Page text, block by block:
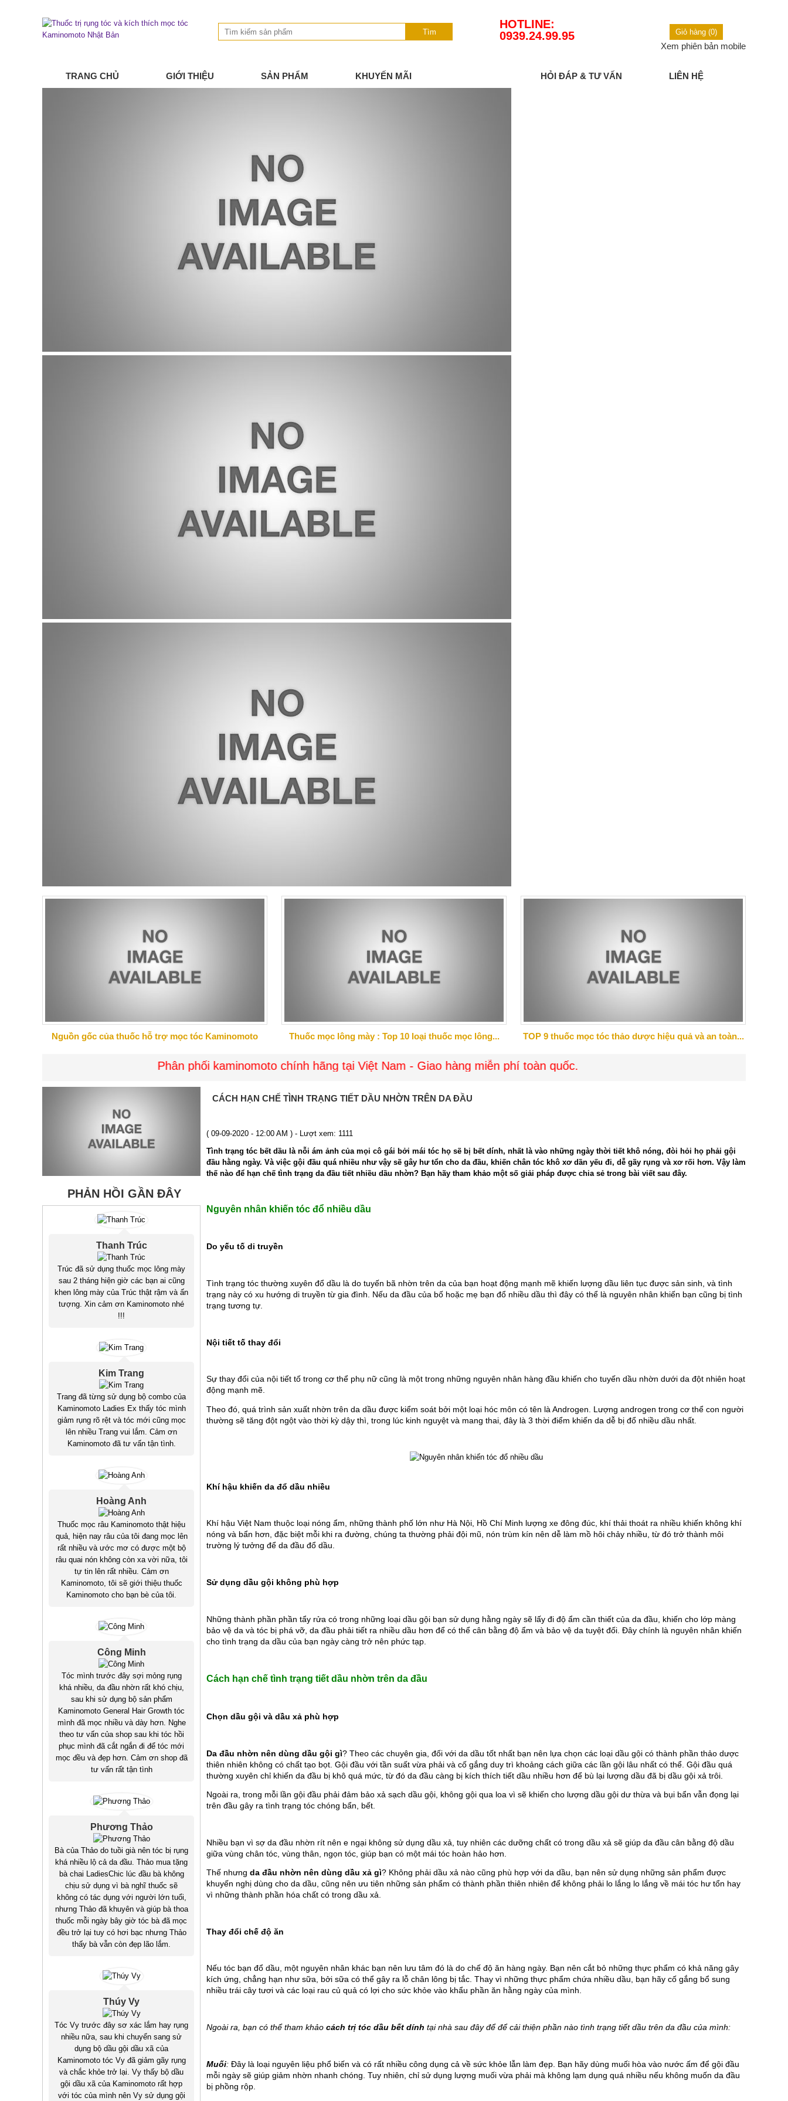
Tìm
HOTLINE:
0939.24.99.95
Giỏ hàng (0)
Xem phiên bản mobile
TRANG CHỦ GIỚI THIỆU SẢN PHẨM KHUYẾN MÃI HỎI ĐÁP & TƯ VẤN LIÊN HỆ
Nguồn gốc của thuốc hỗ trợ mọc tóc Kaminomoto Thuốc mọc lông mày : Top 10 loại thuốc mọc lông... TOP 9 thuốc mọc tóc thảo dược hiệu quả và an toàn...
Phân phối kaminomoto chính hãng tại Việt Nam - Giao hàng miễn phí toàn quốc.
PHẢN HỒI GẦN ĐÂY
Thanh Trúc
Trúc đã sử dụng thuốc mọc lông mày
sau 2 tháng hiện giờ các bạn ai cũng
khen lông mày của Trúc thật rậm và ấn
tượng. Xin cảm ơn Kaminomoto nhé
!!!
Kim Trang
Trang đã từng sử dụng bộ combo của
Kaminomoto Ladies Ex thấy tóc mình
giảm rụng rõ rệt và tóc mới cũng mọc
lên nhiều Trang vui lắm. Cảm ơn
Kaminomoto đã tư vấn tận tình.
Hoàng Anh
Thuốc mọc râu Kaminomoto thật hiệu
quả, hiện nay râu của tôi đang mọc lên
rất nhiều và ước mơ có được một bộ
râu quai nón không còn xa vời nữa, tôi
tự tin lên rất nhiều. Cảm ơn
Kaminomoto, tôi sẽ giới thiệu thuốc
Kaminomoto cho bạn bè của tôi.
Công Minh
Tóc mình trước đây sợi mỏng rụng
khá nhiều, da đầu nhờn rất khó chịu,
sau khi sử dụng bộ sản phẩm
Kaminomoto General Hair Growth tóc
mình đã mọc nhiều và dày hơn. Nghe
theo tư vấn của shop sau khi tóc hồi
phục mình đã cắt ngắn đi để tóc mới
mọc đều và đẹp hơn. Cảm ơn shop đã
tư vấn rất tận tình
Phương Thảo
Bà của Thảo do tuồi già nên tóc bị rụng
khá nhiều lộ cả da đầu. Thảo mua tặng
bà chai LadiesChic lúc đầu bà không
chịu sử dụng vì bà nghĩ thuốc sẽ
không có tác dụng với người lớn tuổi,
nhưng Thảo đã khuyên và giúp bà thoa
thuốc mỗi ngày bây giờ tóc bà đã mọc
đều trở lại tuy có hơi bạc nhưng Thảo
thấy bà vẫn còn đẹp lão lắm.
Thúy Vy
Tóc Vy trước đây sơ xác lắm hay rụng
nhiều nữa, sau khi chuyển sang sử
dụng bộ dầu gội dầu xã của
Kaminomoto tóc Vy đã giảm gãy rụng
và chắc khỏe trở lại. Vy thấy bộ dầu
gội dầu xã của Kaminomoto rất hợp
với tóc của mình nên Vy sử dụng gội
CÁCH HẠN CHẾ TÌNH TRẠNG TIẾT DẦU NHỜN TRÊN DA ĐẦU
( 09-09-2020 - 12:00 AM ) - Lượt xem: 1111
Tình trạng tóc bết dầu là nỗi ám ảnh của mọi cô gái bởi mái tóc họ sẽ bị bết dính, nhất là vào những ngày thời tiết khô nóng, đòi hỏi họ phải gội
đầu hằng ngày. Và việc gội đầu quá nhiều như vậy sẽ gây hư tổn cho da đầu, khiến chân tóc khô xơ dần yếu đi, dễ gãy rụng và xơ rối hơn. Vậy làm
thế nào để hạn chế tình trạng da đầu tiết nhiều dầu nhờn? Bạn hãy tham khảo một số giải pháp được chia sẻ trong bài viết sau đây.
Nguyên nhân khiến tóc đổ nhiều dầu
Do yếu tố di truyền
Tình trạng tóc thường xuyên đổ dầu là do tuyến bã nhờn trên da của bạn hoạt động mạnh mẽ khiến lượng dầu liên tục được sản sinh, và tình
trạng này có xu hướng di truyền từ gia đình. Nếu da đầu của bố hoặc mẹ bạn đổ nhiều dầu thì đây có thể là nguyên nhân khiến bạn cũng bị tình
trạng tương tự.
Nội tiết tố thay đổi
Sự thay đổi của nội tiết tố trong cơ thể phụ nữ cũng là một trong những nguyên nhân hàng đầu khiến cho tuyến dầu nhờn dưới da đột nhiên hoạt
động mạnh mẽ.
Theo đó, quá trình sản xuất nhờn trên da dầu được kiểm soát bởi một loại hóc môn có tên là Androgen. Lượng androgen trong cơ thể con người
thường sẽ tăng đột ngột vào thời kỳ dậy thì, trong lúc kinh nguyệt và mang thai, đây là 3 thời điểm khiến da dễ bị đổ nhiều dầu nhất.
Khí hậu khiến da đổ dầu nhiều
Khí hậu Việt Nam thuộc loại nóng ẩm, những thành phố lớn như Hà Nội, Hồ Chí Minh lượng xe đông đúc, khí thải thoát ra nhiều khiến không khí
nóng và bẩn hơn, đặc biệt mỗi khi ra đường, chúng ta thường phải đội mũ, nón trùm kín nên dễ làm mồ hôi chảy nhiều, từ đó trở thành môi
trường lý tưởng để da đầu đổ dầu.
Sử dụng dầu gội không phù hợp
Những thành phần phần tẩy rửa có trong những loại dầu gội bạn sử dụng hằng ngày sẽ lấy đi độ ẩm cần thiết của da đầu, khiến cho lớp màng
bảo vệ da và tóc bị phá vỡ, da đầu phải tiết ra nhiều dầu hơn để có thể cân bằng độ ẩm và bảo vệ da tuyệt đối. Đây chính là nguyên nhân khiến
cho tình trạng da dầu của bạn ngày càng trở nên phức tạp.
Cách hạn chế tình trạng tiết dầu nhờn trên da đầu
Chọn dầu gội và dầu xả phù hợp
Da đầu nhờn nên dùng dầu gội gì? Theo các chuyên gia, đối với da dầu tốt nhất bạn nên lựa chọn các loại dầu gội có thành phần thảo dược
thiên nhiên không có chất tạo bọt. Gội đầu với tần suất vừa phải và cố gắng duy trì khoảng cách giữa các lần gội lâu nhất có thể. Gội đầu quá
thường xuyên chỉ khiến da đầu bị khô quá mức, từ đó da đầu càng bị kích thích tiết dầu nhiều hơn để bù lại lượng dầu đã bị dầu gội xả trôi.
Ngoài ra, trong mỗi lần gội đầu phải đảm bảo xả sạch dầu gội, không gội qua loa vì sẽ khiến cho lượng dầu gội dư thừa và bụi bẩn vẫn đọng lại
trên đầu gây ra tình trạng tóc chóng bẩn, bết.
Nhiều bạn vì sợ da đầu nhờn rít nên e ngại không sử dụng dầu xả, tuy nhiên các dưỡng chất có trong dầu xả sẽ giúp da đầu cân bằng độ dầu
giữa vùng chân tóc, vùng thân, ngọn tóc, giúp bạn có một mái tóc hoàn hảo hơn.
Thế nhưng da đầu nhờn nên dùng dầu xả gì? Không phải dầu xả nào cũng phù hợp với da dầu, bạn nên sử dụng những sản phẩm được
khuyến nghị dùng cho da dầu, cũng nên ưu tiên những sản phẩm có thành phần thiên nhiên để không phải lo lắng lo lắng về mái tóc hư tổn hay
vì những thành phần hóa chất có trong dầu xả.
Thay đổi chế độ ăn
Nếu tóc bạn đổ dầu, một nguyên nhân khác bạn nên lưu tâm đó là do chế độ ăn hàng ngày. Bạn nên cắt bỏ những thực phẩm có khả năng gây
kích ứng, chẳng hạn như sữa, bởi sữa có thể gây ra lỗ chân lông bị tắc. Thay vì những thực phẩm chứa nhiều dầu, bạn hãy cố gắng bổ sung
nhiều trái cây tươi và các loại rau củ quả có lợi cho sức khỏe vào khẩu phần ăn hằng ngày của mình.
Ngoài ra, bạn có thể tham khảo cách trị tóc dầu bết dính tại nhà sau đây để để cải thiện phần nào tình trạng tiết dầu trên da đầu của mình:
Muối: Đây là loại nguyên liệu phổ biến và có rất nhiều công dụng cả về sức khỏe lẫn làm đẹp. Bạn hãy dùng muối hòa vào nước ấm để gội đầu
mỗi ngày sẽ giúp giảm nhờn nhanh chóng. Tuy nhiên, chỉ sử dụng lượng muối vừa phải mà không lạm dụng quá nhiều nếu không muốn da đầu
bị phồng rộp.